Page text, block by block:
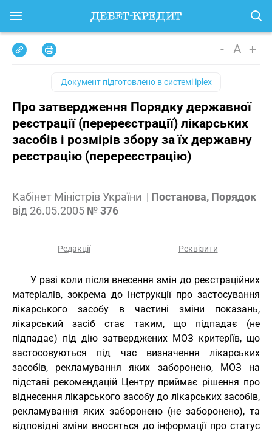
- A +
Документ підготовлено всистемі iplex
Про затвердження Порядку державної
реєстрації (перереєстрації) лікарських
засобів і розмірів збору за їх державну
реєстрацію (перереєстрацію)
Кабінет Міністрів України | Постанова, Порядок
від 26.05.2005 № 376
Редакції Реквізити
У разі коли після внесення змін до реєстраційних
матеріалів, зокрема до інструкції про застосування
лікарського засобу в частині зміни показань,
лікарський засіб стає таким, що підпадає (не
підпадає) під дію затверджених МОЗ критеріїв, що
застосовуються під час визначення лікарських
засобів, рекламування яких заборонено, МОЗ на
підставі рекомендацій Центру приймає рішення про
віднесення лікарського засобу до лікарських засобів,
рекламування яких заборонено (не заборонено), та
відповідні зміни вносяться до інформації про статус